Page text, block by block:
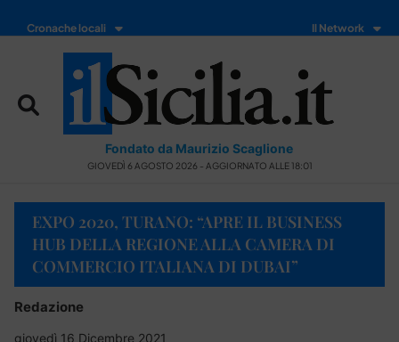
Cronache locali Il Network
Fondato da Maurizio Scaglione
GIOVEDÌ 6 AGOSTO 2026 - AGGIORNATO ALLE 18:01
EXPO 2020, TURANO: “APRE IL BUSINESS
HUB DELLA REGIONE ALLA CAMERA DI
COMMERCIO ITALIANA DI DUBAI”
Redazione
giovedì 16 Dicembre 2021